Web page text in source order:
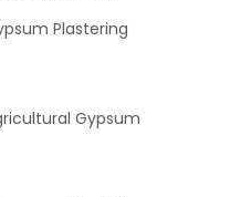
Plastering
Gypsum